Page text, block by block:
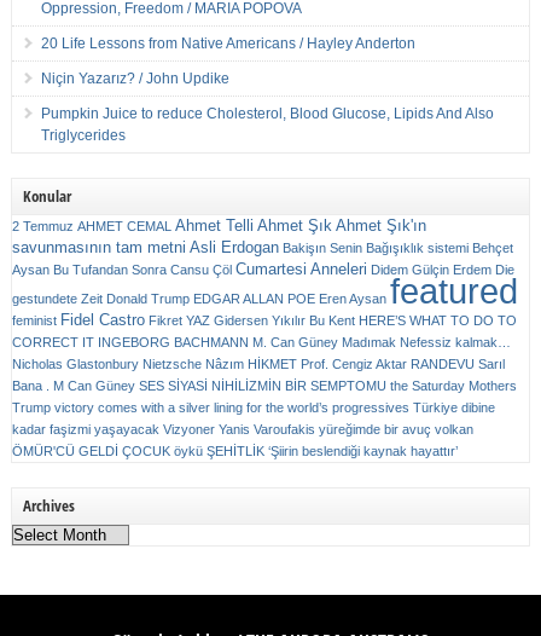
Oppression, Freedom / MARIA POPOVA
20 Life Lessons from Native Americans / Hayley Anderton
Niçin Yazarız? / John Updike
Pumpkin Juice to reduce Cholesterol, Blood Glucose, Lipids And Also
Triglycerides
Konular
2 Temmuz AHMET CEMAL Ahmet Telli Ahmet Şık Ahmet Şık'ın
savunmasının tam metni Asli Erdogan Bakişın Senin Bağışıklık sistemi Behçet
Aysan Bu Tufandan Sonra Cansu Çöl Cumartesi Anneleri Didem Gülçin Erdem Die
gestundete Zeit Donald Trump EDGAR ALLAN POE Eren Aysan featured
feminist Fidel Castro Fikret YAZ Gidersen Yıkılır Bu Kent HERE’S WHAT TO DO TO
CORRECT IT INGEBORG BACHMANN M. Can Güney Madımak Nefessiz kalmak…
Nicholas Glastonbury Nietzsche Nâzım HİKMET Prof. Cengiz Aktar RANDEVU Sarıl
Bana . M Can Güney SES SİYASİ NİHİLİZMİN BİR SEMPTOMU the Saturday Mothers
Trump victory comes with a silver lining for the world’s progressives Türkiye dibine
kadar faşizmi yaşayacak Vizyoner Yanis Varoufakis yüreğimde bir avuç volkan
ÖMÜR'CÜ GELDİ ÇOCUK öykü ŞEHİTLİK ‘Şiirin beslendiği kaynak hayattır’
Archives
Archives